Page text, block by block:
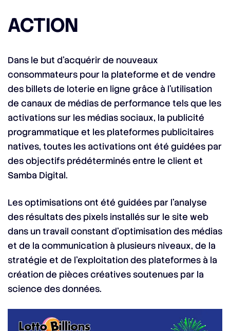
ACTION
Dans le but d’acquérir de nouveaux
consommateurs pour la plateforme et de vendre
des billets de loterie en ligne grâce à l’utilisation
de canaux de médias de performance tels que les
activations sur les médias sociaux, la publicité
programmatique et les plateformes publicitaires
natives, toutes les activations ont été guidées par
des objectifs prédéterminés entre le client et
Samba Digital.
Les optimisations ont été guidées par l’analyse
des résultats des pixels installés sur le site web
dans un travail constant d’optimisation des médias
et de la communication à plusieurs niveaux, de la
stratégie et de l’exploitation des plateformes à la
création de pièces créatives soutenues par la
science des données.